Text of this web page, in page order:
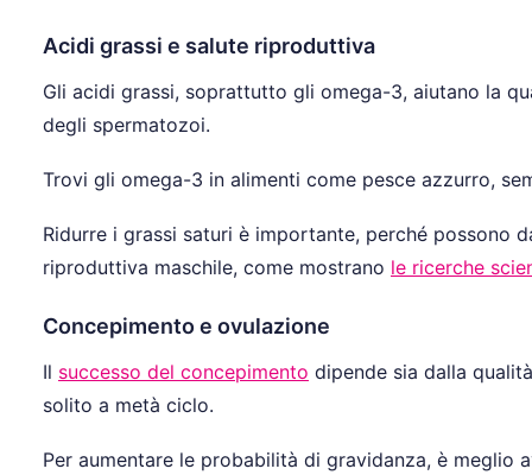
Acidi grassi e salute riproduttiva
Gli acidi grassi, soprattutto gli omega-3, aiutano la
degli spermatozoi.
Trovi gli omega-3 in alimenti come pesce azzurro,
Ridurre i grassi saturi è importante, perché possono
riproduttiva maschile, come mostrano le ricerche
Concepimento e ovulazione
Il successo del concepimento dipende sia dalla
solito a metà ciclo.
Per aumentare le probabilità di gravidanza, è